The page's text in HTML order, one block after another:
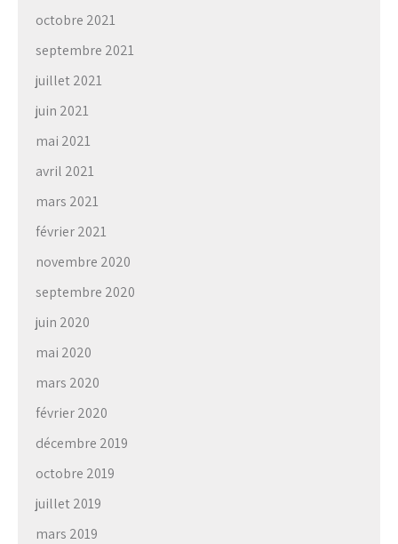
octobre 2021
septembre 2021
juillet 2021
juin 2021
mai 2021
avril 2021
mars 2021
février 2021
novembre 2020
septembre 2020
juin 2020
mai 2020
mars 2020
février 2020
décembre 2019
octobre 2019
juillet 2019
mars 2019